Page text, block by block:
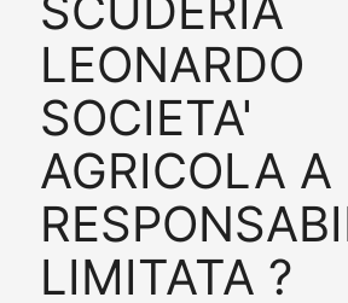
LEONARDO
SOCIETA'
AGRICOLA A
LIMITATA ?